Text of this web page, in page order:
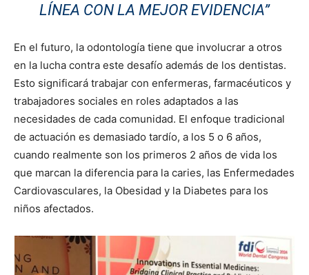
LÍNEA CON LA MEJOR EVIDENCIA”
En el futuro, la odontología tiene que involucrar a otros
en la lucha contra este desafío además de los dentistas.
Esto significará trabajar con enfermeras, farmacéuticos y
trabajadores sociales en roles adaptados a las
necesidades de cada comunidad. El enfoque tradicional
de actuación es demasiado tardío, a los 5 o 6 años,
cuando realmente son los primeros 2 años de vida los
que marcan la diferencia para la caries, las Enfermedades
Cardiovasculares, la Obesidad y la Diabetes para los
niños afectados.